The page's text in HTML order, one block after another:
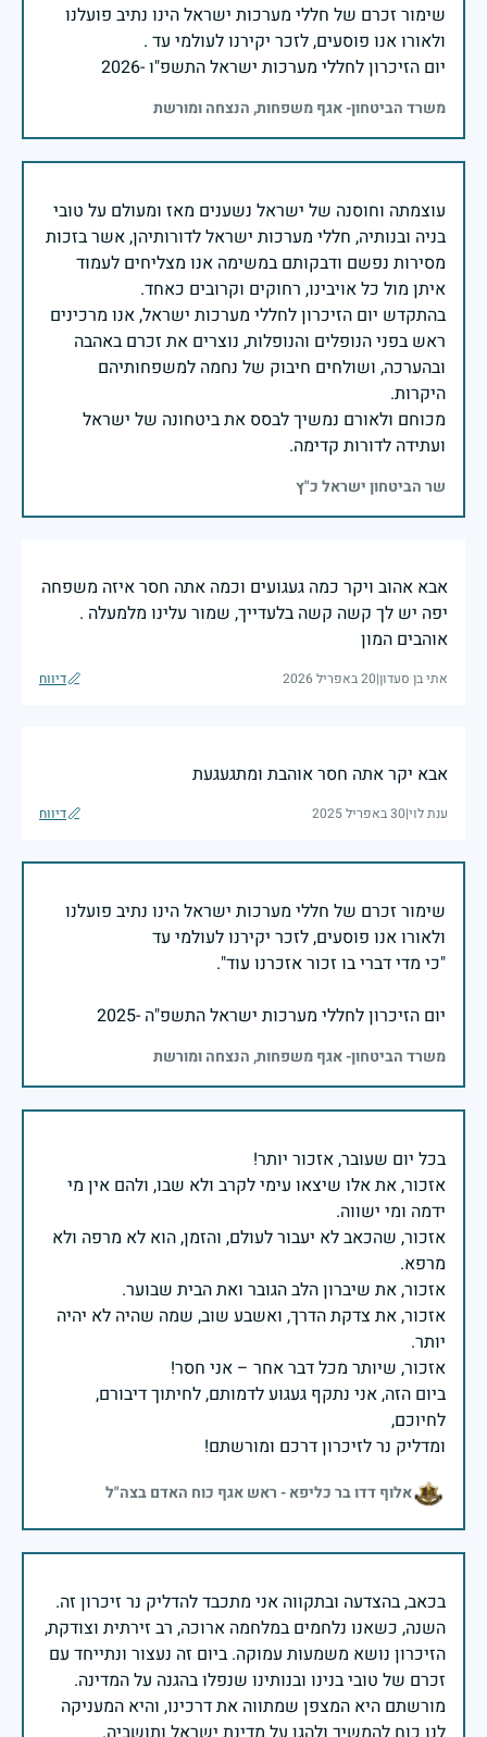
שימור זכרם של חללי מערכות ישראל הינו נתיב פועלנו
יום הזיכרון לחללי מערכות ישראל התשפ"ו -2026
משרד הביטחון- אגף משפחות, הנצחה ומורשת
עוצמתה וחוסנה של ישראל נשענים מאז ומעולם על טובי
בניה ובנותיה, חללי מערכות ישראל לדורותיהן, אשר בזכות
מסירות נפשם ודבקותם במשימה אנו מצליחים לעמוד
בהתקדש יום הזיכרון לחללי מערכות ישראל, אנו מרכינים
ראש בפני הנופלים והנופלות, נוצרים את זכרם באהבה
ובהערכה, ושולחים חיבוק של נחמה למשפחותיהם
מכוחם ולאורם נמשיך לבסס את ביטחונה של ישראל
ועתידה לדורות קדימה.
שר הביטחון ישראל כ"ץ
אבא אהוב ויקר כמה געגועים וכמה אתה חסר איזה משפחה
יפה יש לך קשה קשה בלעדייך, שמור עלינו מלמעלה .
אוהבים המון
אתי בן סעדון|20 באפריל 2026 דיווח
אבא יקר אתה חסר אוהבת ומתגעגעת
ענת לוי|30 באפריל 2025 דיווח
שימור זכרם של חללי מערכות ישראל הינו נתיב פועלנו
יום הזיכרון לחללי מערכות ישראל התשפ"ה -2025
משרד הביטחון- אגף משפחות, הנצחה ומורשת
אזכור, את אלו שיצאו עימי לקרב ולא שבו, ולהם אין מי
אזכור, שהכאב לא יעבור לעולם, והזמן, הוא לא מרפה ולא
אזכור, את צדקת הדרך, ואשבע שוב, שמה שהיה לא יהיה
ביום הזה, אני נתקף געגוע לדמותם, לחיתוך דיבורם,
ומדליק נר לזיכרון דרכם ומורשתם!
אלוף דדו בר כליפא - ראש אגף כוח האדם בצה"ל
בכאב, בהצדעה ובתקווה אני מתכבד להדליק נר זיכרון זה.
השנה, כשאנו נלחמים במלחמה ארוכה, רב זירתית וצודקת,
הזיכרון נושא משמעות עמוקה. ביום זה נעצור ונתייחד עם
זכרם של טובי בנינו ובנותינו שנפלו בהגנה על המדינה.
מורשתם היא המצפן שמתווה את דרכינו, והיא המעניקה